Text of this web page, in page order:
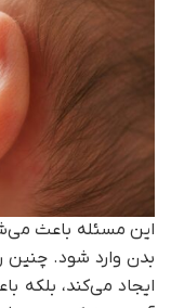
این مسئله باعث
بدن وارد شود. چنین
ایجاد می‌کند، بلکه